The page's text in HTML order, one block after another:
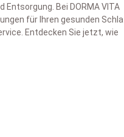
Entsorgung. Bei DORMA VITA
für Ihren gesunden
Entdecken Sie jetzt, wie